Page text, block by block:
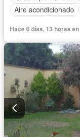
Aire acondicionado
Tanque de agua
Cochera
Gas
Jardín
Patio
Terraza
Vista
Hace 6 días, 13 horas